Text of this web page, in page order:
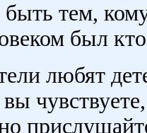
тем,
был
любят